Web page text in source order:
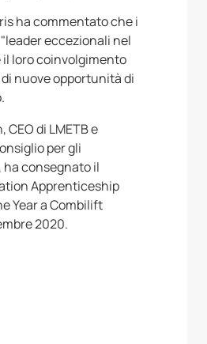
ha commentato che i
eccezionali nel
il loro coinvolgimento
nuove opportunità di
CEO di LMETB e
per gli
consegnato il
Apprenticeship
Year a Combilift
2020.